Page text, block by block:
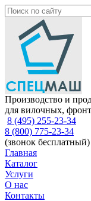
Производство и
для вилочных,
8 (495) 255-23-34
8 (800) 775-23-34
(звонок бесплатный)
Главная
Каталог
Услуги
О нас
Контакты